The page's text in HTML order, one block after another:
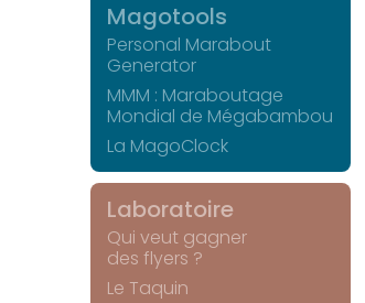
Magotools
Personal Marabout
Generator
MMM : Maraboutage
Mondial de Mégabambou
La MagoClock
Laboratoire
Qui veut gagner
des flyers ?
Le Taquin